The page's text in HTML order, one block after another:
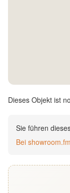
Dieses Objekt ist
Sie führen
Bei